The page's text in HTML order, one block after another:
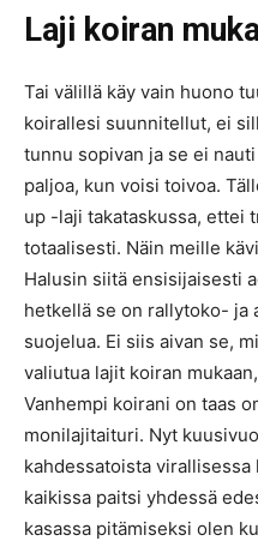
Laji koiran
Tai välillä käy vain huono
koirallesi suunnitellut, ei
tunnu sopivan ja se ei
paljoa, kun voisi toivoa.
up -laji takataskussa, ettei
totaalisesti. Näin meille
Halusin siitä ensisijaisesti
hetkellä se on rallytoko- ja
suojelua. Ei siis aivan se,
valiutua lajit koiran
Vanhempi koirani on taas
monilajitaituri. Nyt
kahdessatoista
kaikissa paitsi yhdessä
kasassa pitämiseksi olen